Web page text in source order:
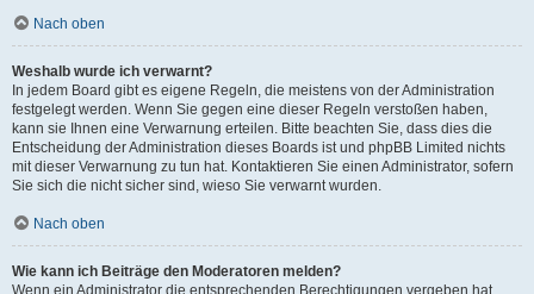
Nach oben
Weshalb wurde ich verwarnt?
In jedem Board gibt es eigene Regeln, die meistens von der Administration
festgelegt werden. Wenn Sie gegen eine dieser Regeln verstoßen haben,
kann sie Ihnen eine Verwarnung erteilen. Bitte beachten Sie, dass dies die
Entscheidung der Administration dieses Boards ist und phpBB Limited nichts
mit dieser Verwarnung zu tun hat. Kontaktieren Sie einen Administrator, sofern
Sie sich die nicht sicher sind, wieso Sie verwarnt wurden.
Nach oben
Wie kann ich Beiträge den Moderatoren melden?
Wenn ein Administrator die entsprechenden Berechtigungen vergeben hat,